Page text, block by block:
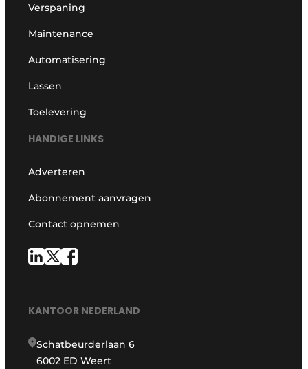
Verspaning
Maintenance
Automatisering
Lassen
Toelevering
HANDIGE LINKS
Adverteren
Abonnement aanvragen
Contact opnemen
KANTOOR NEDERLAND
Schatbeurderlaan 6
6002 ED Weert